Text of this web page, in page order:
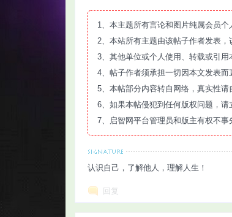
1、本主题所有言论和图片纯属会员个
2、本站所有主题由该帖子作者发表
3、其他单位或个人使用、转载或引
4、帖子作者须承担一切因本文发表
5、本帖部分内容转自网络，真实性
6、如果本帖侵犯到任何版权问题，
7、启智网平台管理员和版主有权不事
认识自己，了解他人，理解人生！
回复